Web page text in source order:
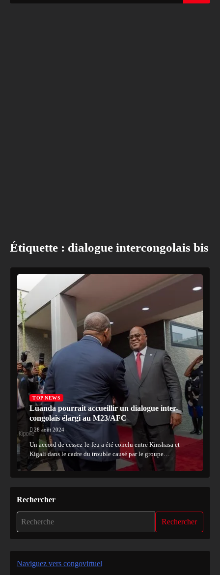
Étiquette : dialogue intercongolais bis
TOP NEWS
Luanda pourrait accueillir un dialogue inter-
congolais élargi au M23/AFC
28 août 2024
Un accord de cessez-le-feu a été conclu entre Kinshasa et
Kigali dans le cadre du trouble causé par le groupe…
Rechercher
Rechercher
Naviguez vers congovirtuel